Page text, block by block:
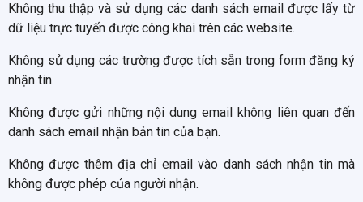
Không thu thập và sử dụng các danh sách email được lấy từ
dữ liệu trực tuyến được công khai trên các website.
Không sử dụng các trường được tích sẵn trong form đăng ký
nhận tin.
Không được gửi những nội dung email không liên quan đến
danh sách email nhận bản tin của bạn.
Không được thêm địa chỉ email vào danh sách nhận tin mà
không được phép của người nhận.